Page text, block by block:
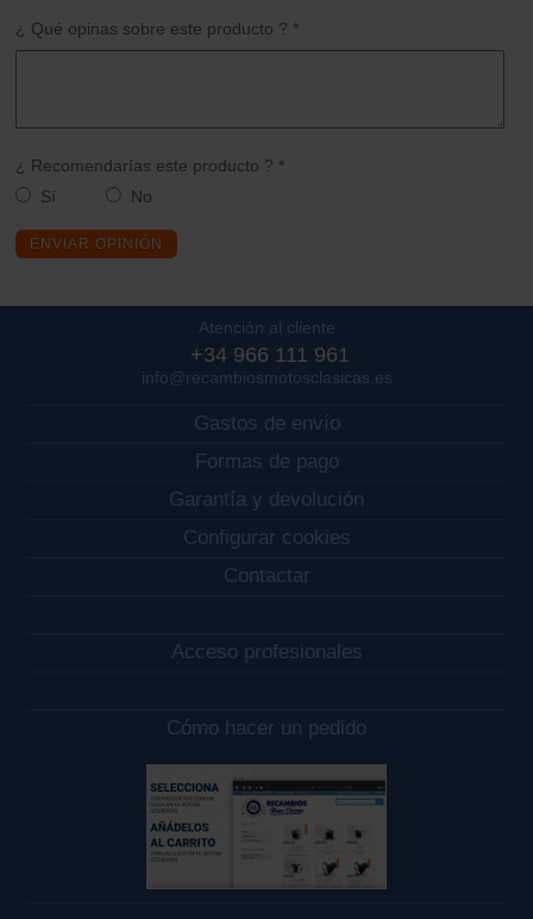
¿ Qué opinas sobre este producto ? *
¿ Recomendarías este producto ? *
Sí
No
ENVIAR OPINIÓN
Atención al cliente
+34 966 111 961
info@recambiosmotosclasicas.es
Gastos de envío
Formas de pago
Garantía y devolución
Configurar cookies
Contactar
Acceso profesionales
Cómo hacer un pedido